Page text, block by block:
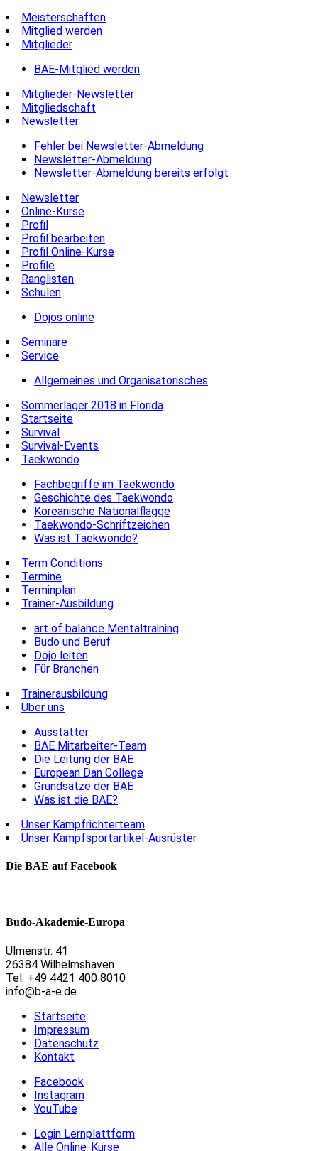
Meisterschaften
Mitglied werden
Mitglieder
BAE-Mitglied werden
Mitglieder-Newsletter
Mitgliedschaft
Newsletter
Fehler bei Newsletter-Abmeldung
Newsletter-Abmeldung
Newsletter-Abmeldung bereits erfolgt
Newsletter
Online-Kurse
Profil
Profil bearbeiten
Profil Online-Kurse
Profile
Ranglisten
Schulen
Dojos online
Seminare
Service
Allgemeines und Organisatorisches
Sommerlager 2018 in Florida
Startseite
Survival
Survival-Events
Taekwondo
Fachbegriffe im Taekwondo
Geschichte des Taekwondo
Koreanische Nationalflagge
Taekwondo-Schriftzeichen
Was ist Taekwondo?
Term Conditions
Termine
Terminplan
Trainer-Ausbildung
art of balance Mentaltraining
Budo und Beruf
Dojo leiten
Für Branchen
Trainerausbildung
Über uns
Ausstatter
BAE Mitarbeiter-Team
Die Leitung der BAE
European Dan College
Grundsätze der BAE
Was ist die BAE?
Unser Kampfrichterteam
Unser Kampfsportartikel-Ausrüster
Die BAE auf Facebook
Budo-Akademie-Europa
Ulmenstr. 41
26384 Wilhelmshaven
Tel. +49 4421 400 8010
info@b-a-e.de
Startseite
Impressum
Datenschutz
Kontakt
Facebook
Instagram
YouTube
Login Lernplattform
Alle Online-Kurse